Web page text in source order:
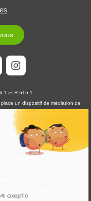
1 et R.616-1
un dispositif de médiation de
MEDIATION CONSOMMATION
réclamation sur son site
voie postale en écrivant à :
DE FRANCE